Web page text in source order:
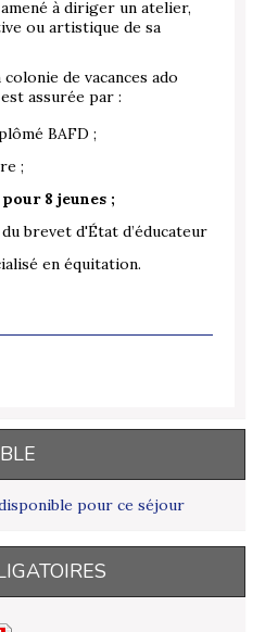
à diriger un atelier,
ou artistique de sa
de vacances ado
assurée par :
BAFD ;
;
8 jeunes ;
brevet d'État d’éducateur
en équitation.
pour ce séjour